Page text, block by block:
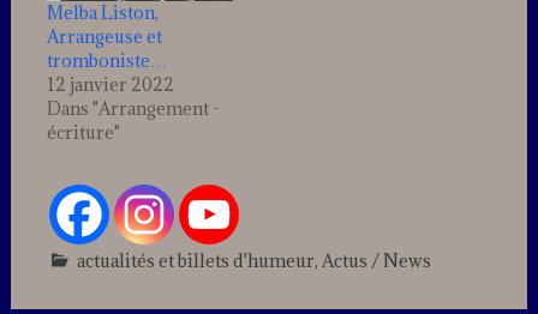
Melba Liston,
Arrangeuse et
tromboniste…
12 janvier 2022
Dans "Arrangement -
écriture"
actualités et billets d'humeur, Actus / News